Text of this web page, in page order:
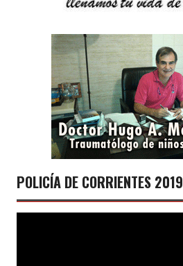
POLICÍA DE CORRIENTES 2019